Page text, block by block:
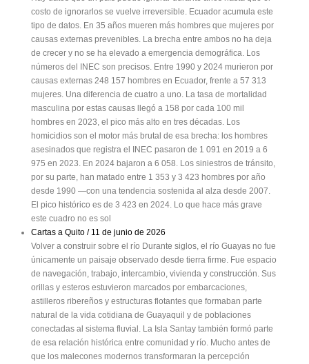
costo de ignorarlos se vuelve irreversible. Ecuador acumula este
tipo de datos. En 35 años mueren más hombres que mujeres por
causas externas prevenibles. La brecha entre ambos no ha deja
de crecer y no se ha elevado a emergencia demográfica. Los
números del INEC son precisos. Entre 1990 y 2024 murieron por
causas externas 248 157 hombres en Ecuador, frente a 57 313
mujeres. Una diferencia de cuatro a uno. La tasa de mortalidad
masculina por estas causas llegó a 158 por cada 100 mil
hombres en 2023, el pico más alto en tres décadas. Los
homicidios son el motor más brutal de esa brecha: los hombres
asesinados que registra el INEC pasaron de 1 091 en 2019 a 6
975 en 2023. En 2024 bajaron a 6 058. Los siniestros de tránsito,
por su parte, han matado entre 1 353 y 3 423 hombres por año
desde 1990 —con una tendencia sostenida al alza desde 2007.
El pico histórico es de 3 423 en 2024. Lo que hace más grave
este cuadro no es sol
Cartas a Quito / 11 de junio de 2026
Volver a construir sobre el río Durante siglos, el río Guayas no fue
únicamente un paisaje observado desde tierra firme. Fue espacio
de navegación, trabajo, intercambio, vivienda y construcción. Sus
orillas y esteros estuvieron marcados por embarcaciones,
astilleros ribereños y estructuras flotantes que formaban parte
natural de la vida cotidiana de Guayaquil y de poblaciones
conectadas al sistema fluvial. La Isla Santay también formó parte
de esa relación histórica entre comunidad y río. Mucho antes de
que los malecones modernos transformaran la percepción